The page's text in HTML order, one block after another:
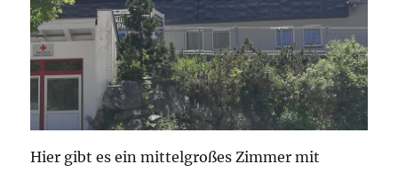
Hier gibt es ein mittelgroßes Zimmer mit